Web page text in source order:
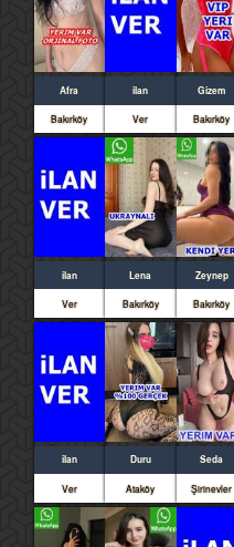
Afra
Bakırköy
ilan
Ver
Gizem
Bakırköy
ilan
Ver
Lena
Bakırköy
Zeynep
Bakırköy
ilan
Ver
Duru
Ataköy
Seda
Şirinevler